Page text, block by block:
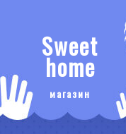
Sweet
home
магазин